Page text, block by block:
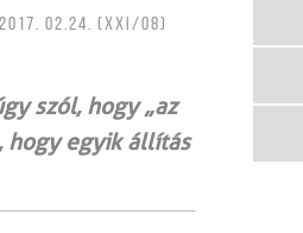
2017. 02.24. (XXI/08)
szól, hogy „az
hogy egyik állítás